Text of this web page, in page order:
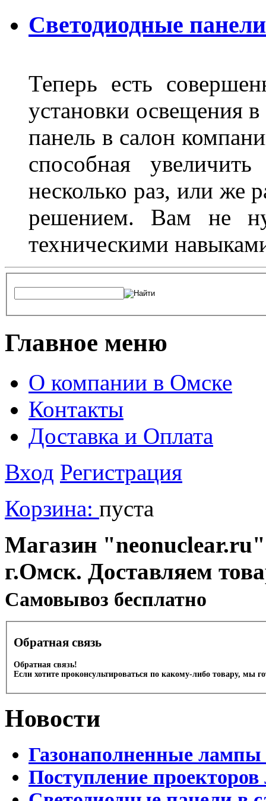
Светодиодные
Теперь есть
установки освещения
панель в салон
способная
несколько раз, или же
решением. Вам не
техническими
Главное меню
О компании в Омске
Контакты
Доставка и Оплата
Вход Регистрация
Корзина: пуста
Магазин
г.Омск. Доставляем
Cамовывоз бесплатно
Обратная связь
Обратная связь!
Если хотите проконсультироваться по какому-либо товару, мы
Новости
Газонаполненные
Поступление